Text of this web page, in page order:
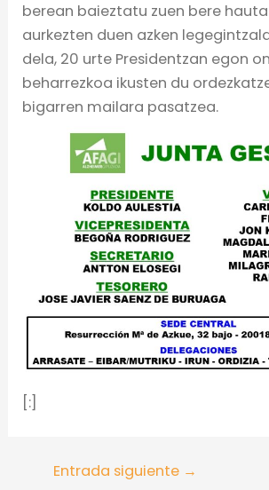
berean baieztatu zuen bere
aurkezten duen azken
dela, 20 urte Presidentzan egon
beharrezkoa ikusten du
bigarren mailara pasatzea.
[:]
Entrada siguiente →